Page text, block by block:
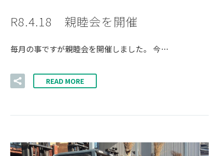
R8.4.18 親睦会を開催
毎月の事ですが親睦会を開催しました。 今…
READ MORE